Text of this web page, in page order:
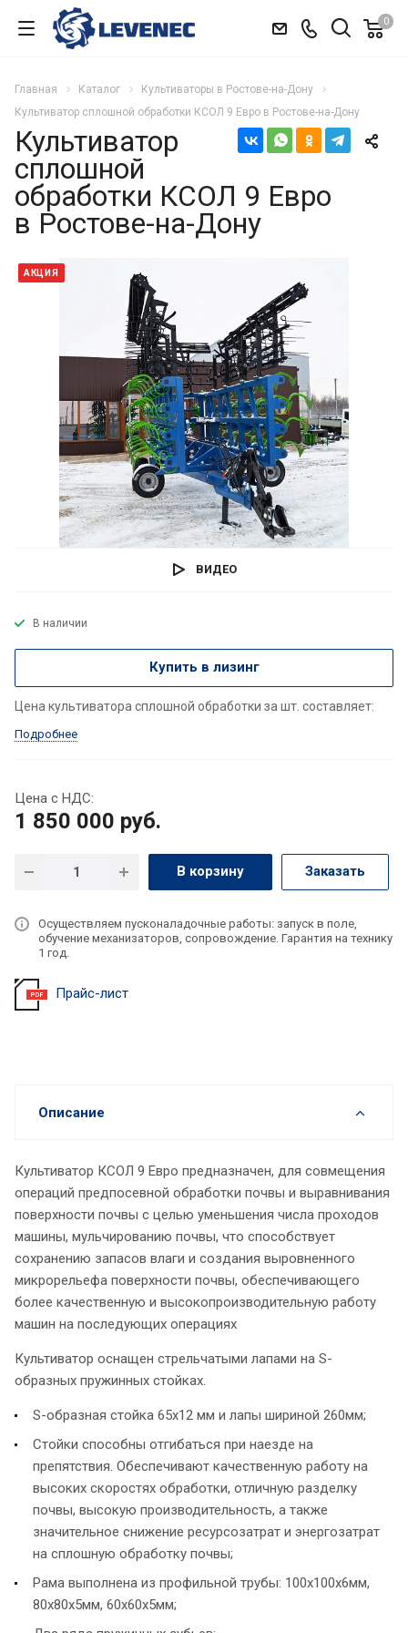
0
Главная Каталог
Культиваторы в Ростове-на-Дону
Культиватор сплошной обработки КСОЛ 9 Евро в Ростове-на-Дону
Культиватор
сплошной
обработки КСОЛ 9 Евро
в Ростове-на-Дону
АКЦИЯ
ВИДЕО
В наличии
Купить в лизинг
Цена культиватора сплошной обработки за шт. составляет:
Подробнее
Цена с НДС:
1 850 000 руб.
В корзину Заказать
Осуществляем пусконаладочные работы: запуск в поле,
обучение механизаторов, сопровождение. Гарантия на технику
1 год.
Прайс-лист
Описание
Культиватор КСОЛ 9 Евро предназначен, для совмещения
операций предпосевной обработки почвы и выравнивания
поверхности почвы с целью уменьшения числа проходов
машины, мульчированию почвы, что способствует
сохранению запасов влаги и создания выровненного
микрорельефа поверхности почвы, обеспечивающего
более качественную и высокопроизводительную работу
машин на последующих операциях
Культиватор оснащен стрельчатыми лапами на S-
образных пружинных стойках.
S-образная стойка 65х12 мм и лапы шириной 260мм;
Стойки способны отгибаться при наезде на
препятствия. Обеспечивают качественную работу на
высоких скоростях обработки, отличную разделку
почвы, высокую производительность, а также
значительное снижение ресурсозатрат и энергозатрат
на сплошную обработку почвы;
Рама выполнена из профильной трубы: 100х100х6мм,
80х80х5мм, 60х60х5мм;